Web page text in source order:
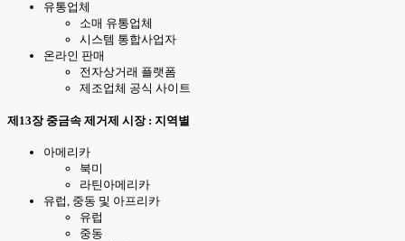
유통업체
소매 유통업체
시스템 통합사업자
온라인 판매
전자상거래 플랫폼
제조업체 공식 사이트
제13장 중금속 제거제 시장 : 지역별
아메리카
북미
라틴아메리카
유럽, 중동 및 아프리카
유럽
중동